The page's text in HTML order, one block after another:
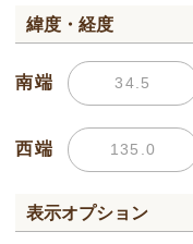
緯度・経度
南端
西端
表示オプション